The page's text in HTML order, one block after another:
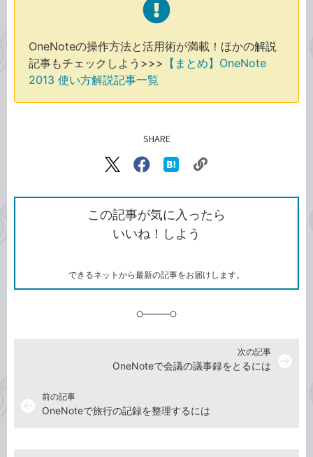
OneNoteの操作方法と活用術が満載！ほかの解説
記事もチェックしよう>>> 【まとめ】OneNote
2013 使い方解説記事一覧
SHARE
X（旧
で
シ
ェ
ア
Facebook
シ
ェ
ア
な
ブ
ッ
ク
ク
ク
を
コ
この記事が気に入ったら
いいね！しよう
できるネットから最新の記事をお届けします。
前の記事
OneNoteで旅行の記録を整理するには
次の記事
OneNoteで会議の議事録をとるには